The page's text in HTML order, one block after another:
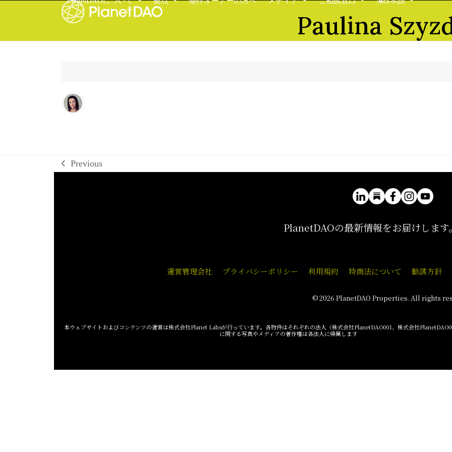
content
Paulina
previous
Previous
PlanetDAOの最新情報をお届けします。
運営管理会社 プライバシーポリシー 利用規約 特商法について 勧誘方針
© 2026 PlanetDAO Properties. All rights
本ウェブサイトおよびコンテンツの運営は株式会社Planet Labsが行っています。各物件はそれぞれの法人（株式会社PlanetDAO001、株式会社
に関する写真やメディアの著作権は各法人に帰属します